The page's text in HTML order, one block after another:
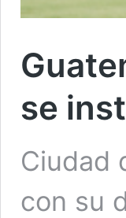
se
Ciudad
con su